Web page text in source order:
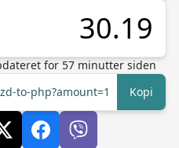
for 57 minutter siden
to-php?amount=1
Kopi